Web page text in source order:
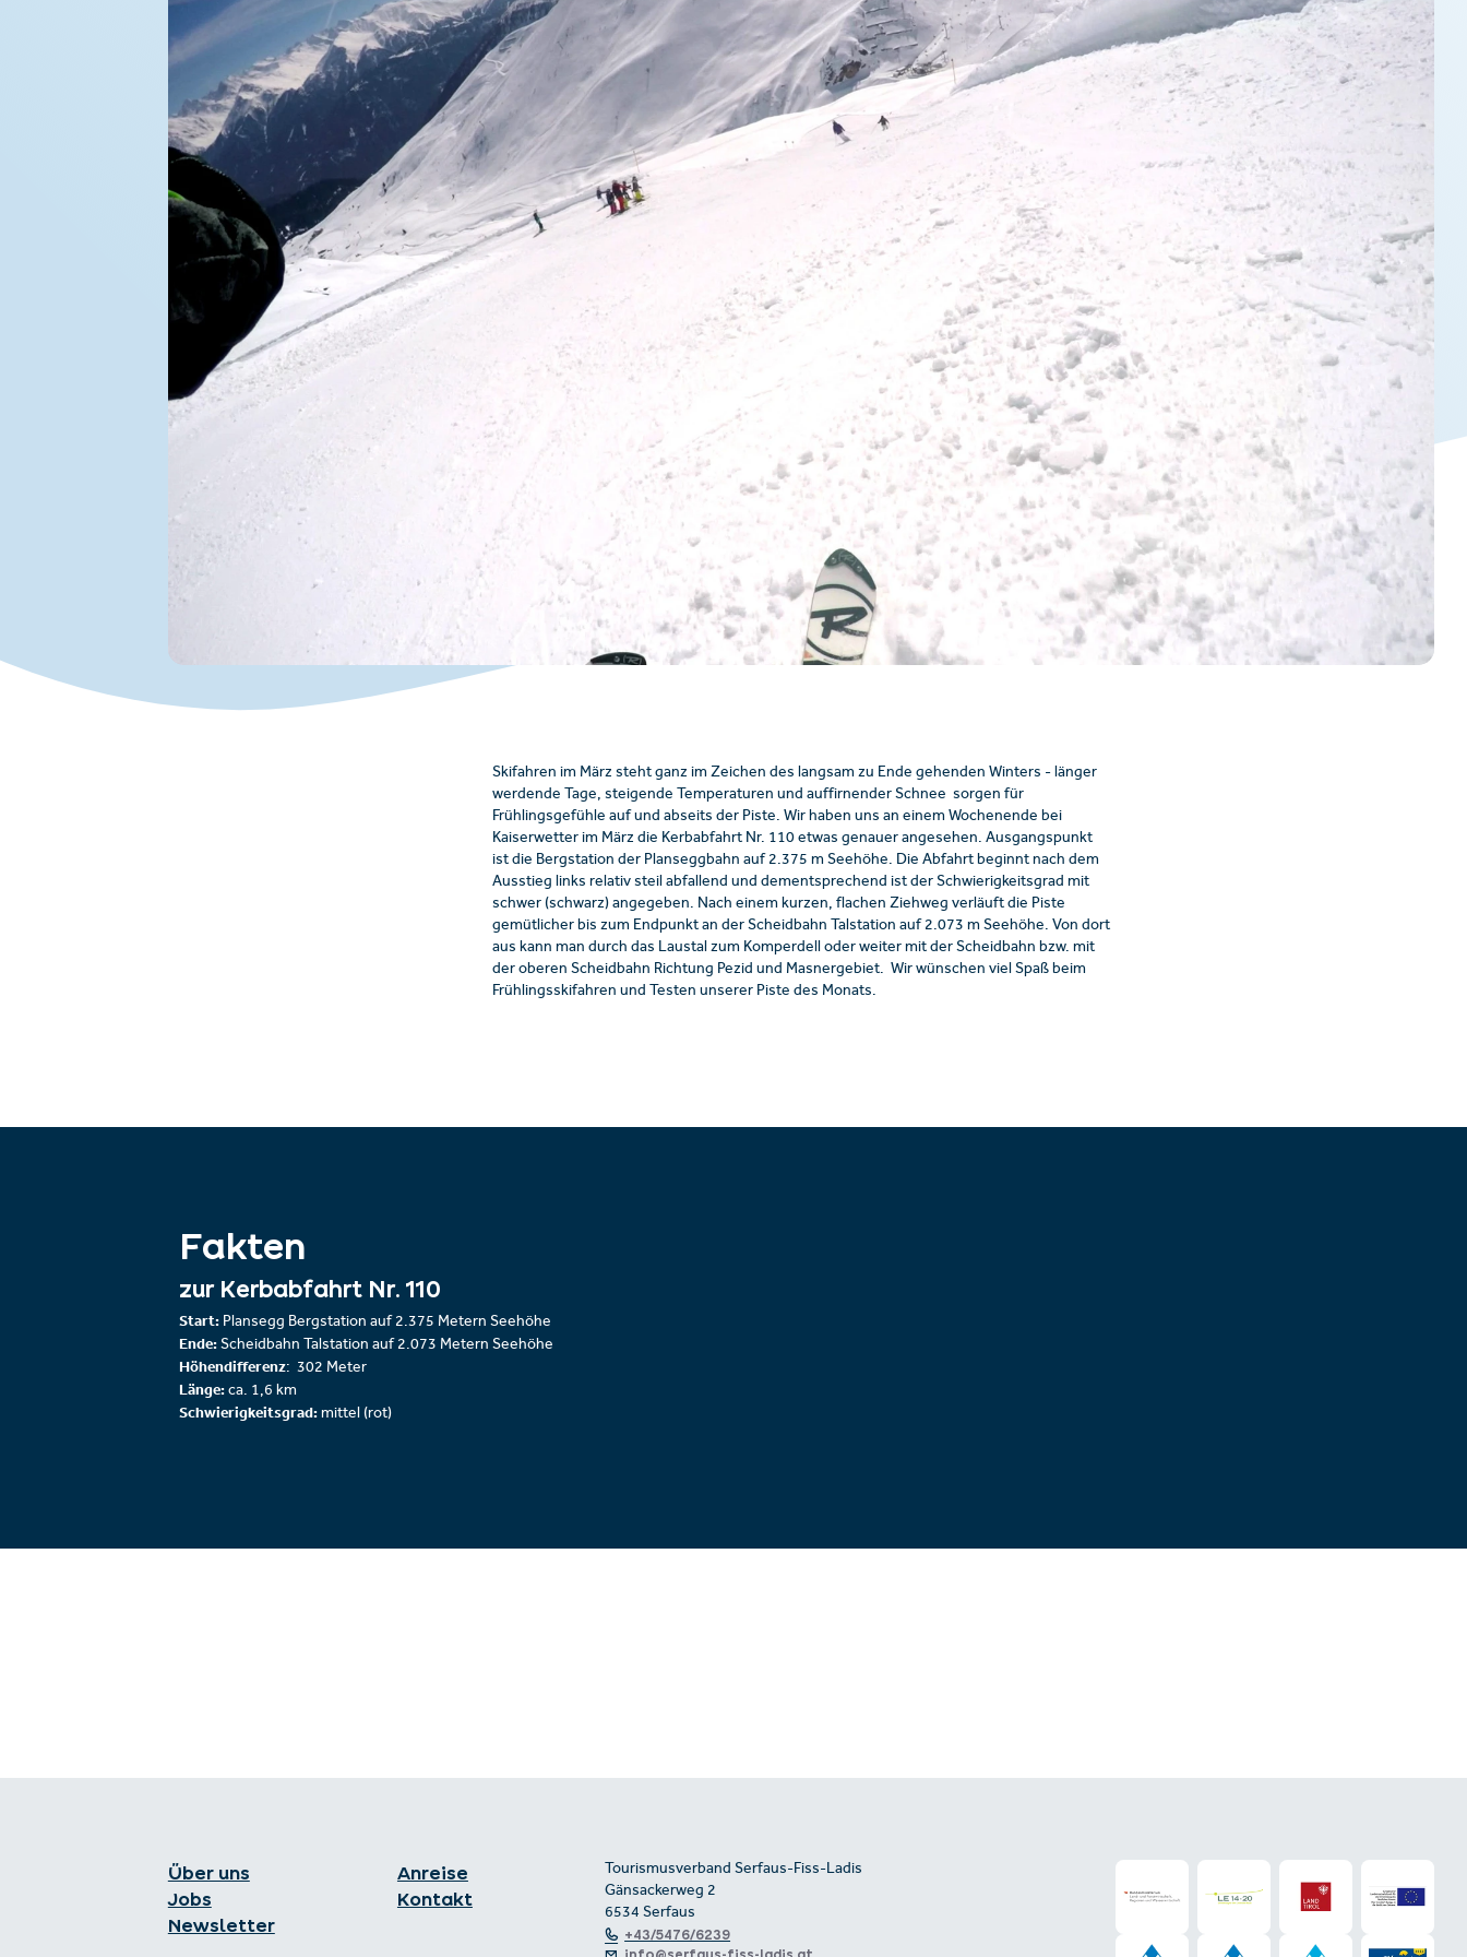
Skifahren im März steht ganz im Zeichen des langsam zu Ende gehenden Winters - länger
werdende Tage, steigende Temperaturen und auffirnender Schnee sorgen für
Frühlingsgefühle auf und abseits der Piste. Wir haben uns an einem Wochenende bei
Kaiserwetter im März die Kerbabfahrt Nr. 110 etwas genauer angesehen. Ausgangspunkt
ist die Bergstation der Planseggbahn auf 2.375 m Seehöhe. Die Abfahrt beginnt nach dem
Ausstieg links relativ steil abfallend und dementsprechend ist der Schwierigkeitsgrad mit
schwer (schwarz) angegeben. Nach einem kurzen, flachen Ziehweg verläuft die Piste
gemütlicher bis zum Endpunkt an der Scheidbahn Talstation auf 2.073 m Seehöhe. Von dort
aus kann man durch das Laustal zum Komperdell oder weiter mit der Scheidbahn bzw. mit
der oberen Scheidbahn Richtung Pezid und Masnergebiet. Wir wünschen viel Spaß beim
Frühlingsskifahren und Testen unserer Piste des Monats.
Fakten
zur Kerbabfahrt Nr. 110
Start: Plansegg Bergstation auf 2.375 Metern Seehöhe
Ende: Scheidbahn Talstation auf 2.073 Metern Seehöhe
Höhendifferenz: 302 Meter
Länge:ca. 1,6 km
Schwierigkeitsgrad:mittel (rot)
Über uns
Jobs
Newsletter
Anreise
Kontakt
Tourismusverband Serfaus-Fiss-Ladis
Gänsackerweg 2
6534 Serfaus
+43/5476/6239
info@serfaus-fiss-ladis.at